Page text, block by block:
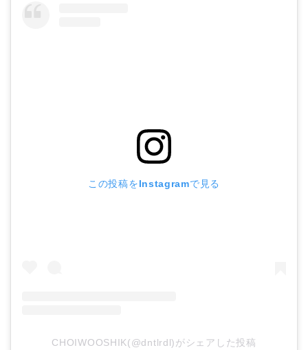
この投稿をInstagramで見る
CHOIWOOSHIK(@dntlrdl)がシェアした投稿